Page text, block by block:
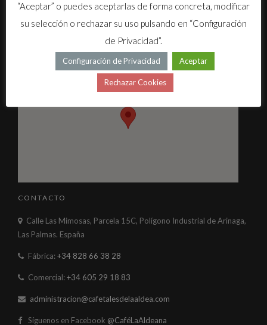
mejor selección del producto fresco, tueste y calidad en el proceso
productivo.
CONTACTO
Calle Las Mimosas, Parcela 15C, Polígono Industrial de Arinaga,
Las Palmas. España
Fábrica:+34 828 66 38 28
Comercial:+34 605 29 18 83
administracion@cafetalesdelaaldea.com
Síguenos en Facebook @CaféLaAldeana
“Aceptar” o puedes aceptarlas de forma concreta, modificar
su selección o rechazar su uso pulsando en “Configuración
de Privacidad”.
Configuración de Privacidad Aceptar
Rechazar Cookies